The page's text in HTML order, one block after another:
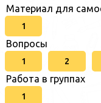
Материал для
1
Вопросы
1 2
Работа в группах
1